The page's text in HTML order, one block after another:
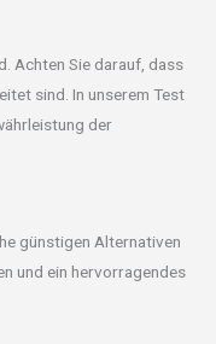
Achten Sie darauf, dass
sind. In unserem Test
der
günstigen Alternativen
und ein hervorragendes